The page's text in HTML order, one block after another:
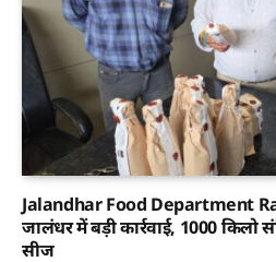
Jalandhar Food Department
जालंधर में बड़ी कार्रवाई, 1000 किलो
सीज